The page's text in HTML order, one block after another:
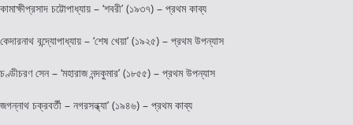
কামাক্ষীপ্রসাদ চট্টোপাধ্যায় – ‘শবরী’ (১৯৩৭) – প্রথম কাব্য
কেদারনাথ বন্দ্যোপাধ্যায় – ‘শেষ খেয়া’ (১৯২৫) – প্রথম উপন্যাস
চণ্ডীচরণ সেন – ‘মহারাজ নন্দকুমার’ (১৮৫৫) – প্রথম উপন্যাস
জগন্নাথ চক্রবর্তী – নগরসন্ধ্যা’ (১৯৪৬) – প্রথম কাব্য